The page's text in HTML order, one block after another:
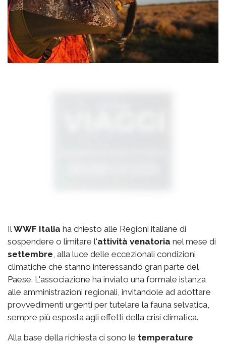
Il WWF Italia ha chiesto alle Regioni italiane di
sospendere o limitare l'attività venatoria nel mese di
settembre , alla luce delle eccezionali condizioni
climatiche che stanno interessando gran parte del
Paese. L'associazione ha inviato una formale istanza
alle amministrazioni regionali, invitandole ad adottare
provvedimenti urgenti per tutelare la fauna selvatica,
sempre più esposta agli effetti della crisi climatica.
Alla base della richiesta ci sono le temperature